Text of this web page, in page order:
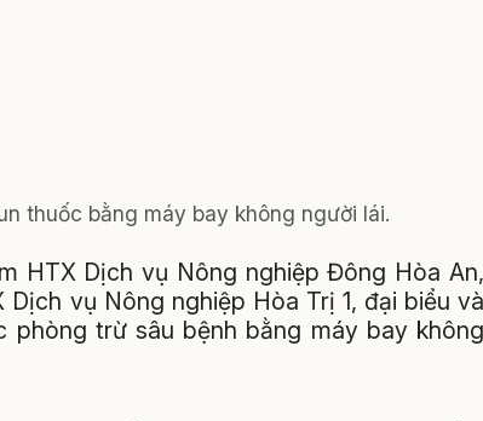
thuốc bằng máy bay không người lái.
HTX Dịch vụ Nông nghiệp Đông Hòa An,
vụ Nông nghiệp Hòa Trị 1, đại biểu và
phòng trừ sâu bệnh bằng máy bay không